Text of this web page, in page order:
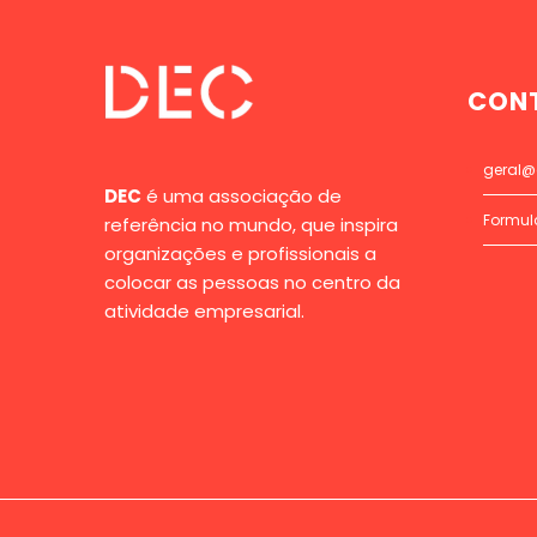
DEC é uma associação de
referência no mundo, que inspira
organizações e profissionais a
colocar as pessoas no centro da
atividade empresarial.